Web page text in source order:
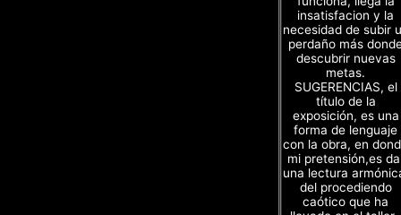
insatisfacion y la
necesidad de subir
perdaño más
descubrir nuevas
metas.
SUGERENCIAS, el
título de la
exposición, es una
forma de lenguaje
con la obra, en
mi pretensión,es
una lectura
del procediendo
caótico que ha